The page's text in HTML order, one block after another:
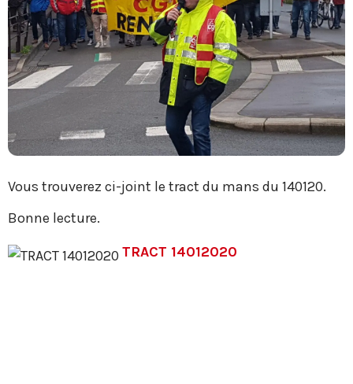
Vous trouverez ci-joint le tract du mans du 140120.
Bonne lecture.
TRACT 14012020